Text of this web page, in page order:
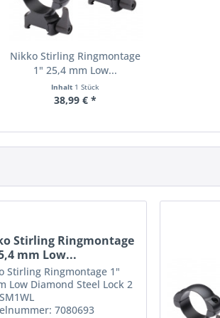
Nikko Stirling Ringmontage
1" 25,4 mm Low...
Inhalt 1 Stück
38,99 € *
Stirling Ringmontage
mm Low...
Stirling Ringmontage 1"
Low Diamond Steel Lock 2
7080693